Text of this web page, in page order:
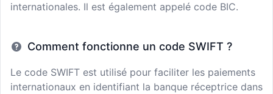
internationales. Il est également appelé code BIC.
Comment fonctionne un code SWIFT ?
Le code SWIFT est utilisé pour faciliter les paiements
internationaux en identifiant la banque réceptrice dans